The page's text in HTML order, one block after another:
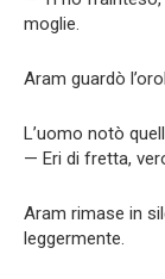
moglie.
Aram guardò
L’uomo notò
— Eri di fretta,
Aram rimase in
leggermente.